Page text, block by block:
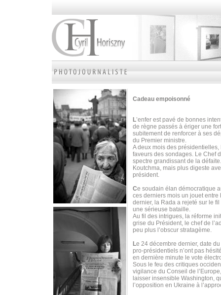
Cadeau empoisonné
L’enfer est pavé de bonnes
de règne passés à ériger une
subitement de renforcer à ses
du Premier ministre.
A deux mois des
faveurs des sondages. Le Chef
spectre grandissant de la
Koutchma, mais plus digeste
président.
Ce soudain élan démocratique
ces derniers mois un jouet
dernier, la Rada a rejeté sur le
une sérieuse bataille.
Au fil des intrigues, la réforme
grise du Président, le chef de
peu plus l’obscur stratagème.
Le 24 décembre dernier, date
pro-présidentiels n’ont pas
en dernière minute le vote
Sous le feu des critiques
vigilance du Conseil de
laisser insensible Washington,
l’opposition en Ukraine à